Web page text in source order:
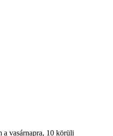
a vasárnapra, 10 körüli